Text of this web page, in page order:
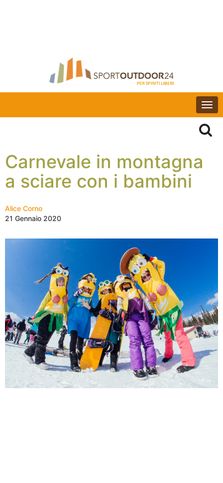
Carnevale in montagna
a sciare con i bambini
Alice Corno
21 Gennaio 2020